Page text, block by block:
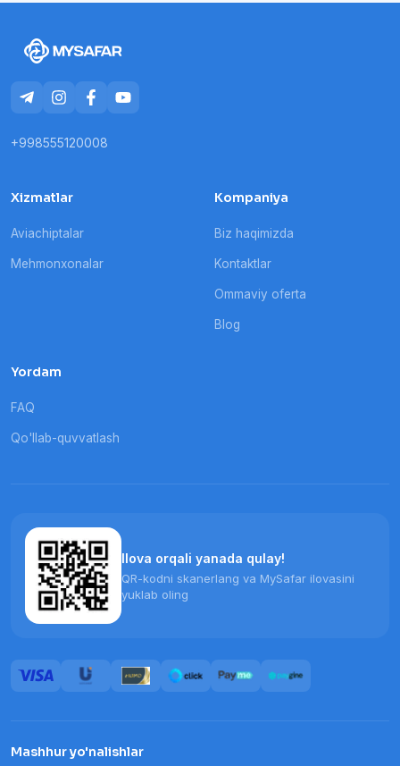
+998555120008
Xizmatlar
Aviachiptalar
Mehmonxonalar
Kompaniya
Biz haqimizda
Kontaktlar
Ommaviy oferta
Blog
Yordam
FAQ
Qo'llab-quvvatlash
Ilova orqali yanada qulay!
QR-kodni skanerlang va MySafar ilovasini
yuklab oling
Mashhur yo'nalishlar